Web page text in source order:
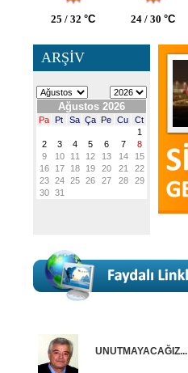
25 / 32 °C 24 / 30 °C
ARŞİV
UNUTMAYACAĞIZ...